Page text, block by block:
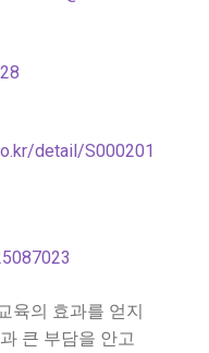
detail/S000201
육의 효과를 얻지
큰 부담을 안고